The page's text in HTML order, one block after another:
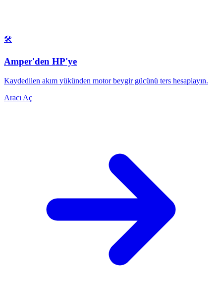
🛠️
Amper'den HP'ye
Kaydedilen akım yükünden motor beygir gücünü ters hesaplayın.
Aracı Aç